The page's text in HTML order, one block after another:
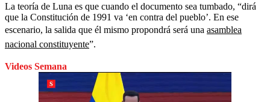
La teoría de Luna es que cuando el documento sea tumbado, “dirá
que la Constitución de 1991 va ‘en contra del pueblo’. En ese
escenario, la salida que él mismo propondrá será una asamblea
nacional constituyente”.
Videos Semana